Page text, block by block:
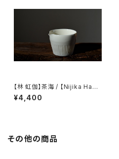
【林 虹伽】茶海 / 【Nijika Haya
shi 】tea pitcher
¥4,400
その他の商品